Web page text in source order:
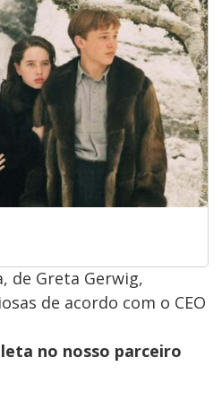
de Greta Gerwig,
de acordo com o CEO
no nosso parceiro